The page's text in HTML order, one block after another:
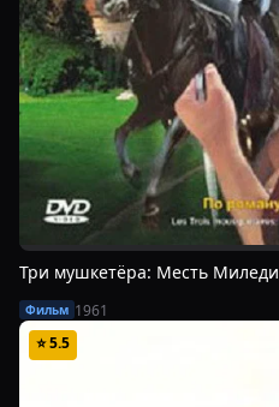
Три мушкетёра: Месть Миледи
Фильм 1961
⭐5.5